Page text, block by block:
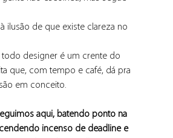
ilusão de que existe clareza no
todo designer é um crente do
que, com tempo e café, dá pra
em conceito.
aqui, batendo ponto na
incenso de deadline e